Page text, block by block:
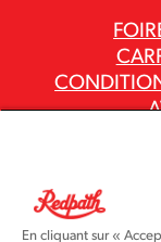
CONTRE
CODES ET
En cliquant sur «